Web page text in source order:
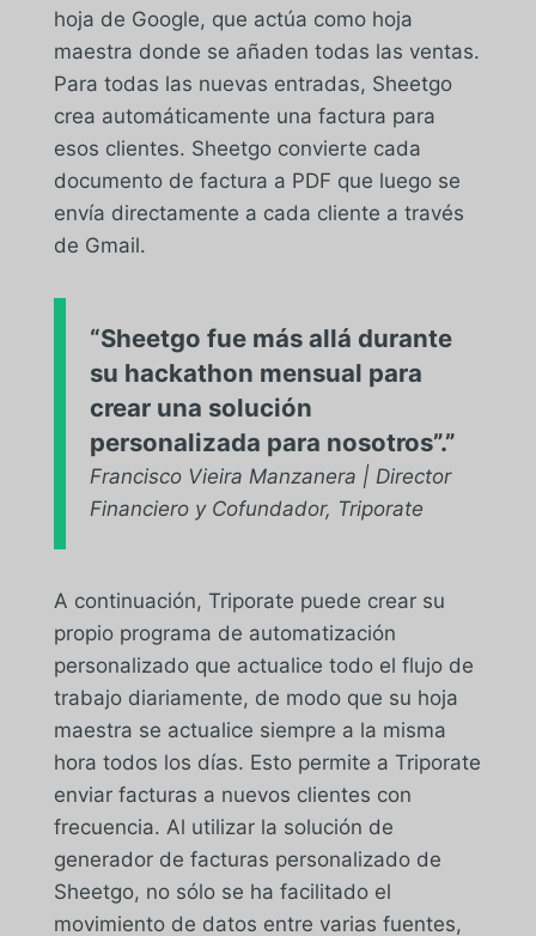
hoja de Google, que actúa como hoja
maestra donde se añaden todas las ventas.
Para todas las nuevas entradas, Sheetgo
crea automáticamente una factura para
esos clientes. Sheetgo convierte cada
documento de factura a PDF que luego se
envía directamente a cada cliente a través
de Gmail.
“Sheetgo fue más allá durante
su hackathon mensual para
crear una solución
personalizada para nosotros”.”
Francisco Vieira Manzanera | Director
Financiero y Cofundador, Triporate
A continuación, Triporate puede crear su
propio programa de automatización
personalizado que actualice todo el flujo de
trabajo diariamente, de modo que su hoja
maestra se actualice siempre a la misma
hora todos los días. Esto permite a Triporate
enviar facturas a nuevos clientes con
frecuencia. Al utilizar la solución de
generador de facturas personalizado de
Sheetgo, no sólo se ha facilitado el
movimiento de datos entre varias fuentes,